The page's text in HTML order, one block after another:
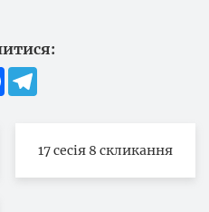
Facebook
17 сесія 8 скликання